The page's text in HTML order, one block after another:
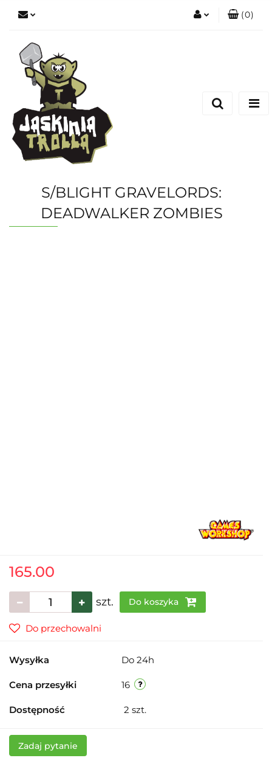
(0)
S/BLIGHT GRAVELORDS:
DEADWALKER ZOMBIES
165.00
szt. Do koszyka
Do przechowalni
Wysyłka Do 24h
Cena przesyłki 16
Dostępność 2 szt.
Zadaj pytanie